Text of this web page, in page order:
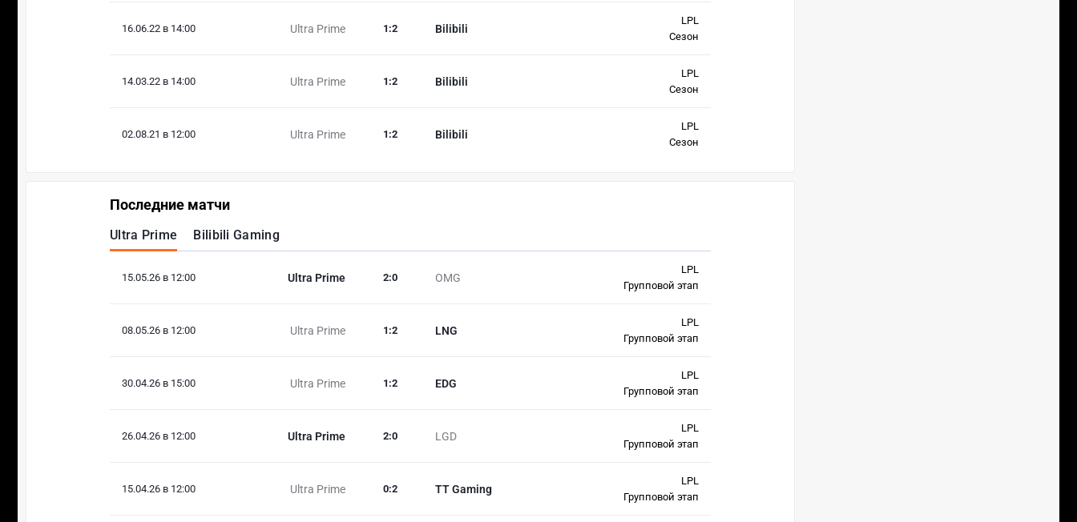
16.06.22 в 14:00 Ultra Prime Bilibili
1 :2
LPL
Сезон
14.03.22 в 14:00 Ultra Prime Bilibili
1 :2
LPL
Сезон
02.08.21 в 12:00 Ultra Prime Bilibili
1 :2
LPL
Сезон
Последние матчи
Ultra Prime Bilibili Gaming
15.05.26 в 12:00 Ultra Prime OMG
2:0
LPL
Групповой этап
08.05.26 в 12:00 Ultra Prime LNG
1 :2
LPL
Групповой этап
30.04.26 в 15:00 Ultra Prime EDG
1 :2
LPL
Групповой этап
26.04.26 в 12:00 Ultra Prime LGD
2:0
LPL
Групповой этап
15.04.26 в 12:00 Ultra Prime TT Gaming
0:2
LPL
Групповой этап